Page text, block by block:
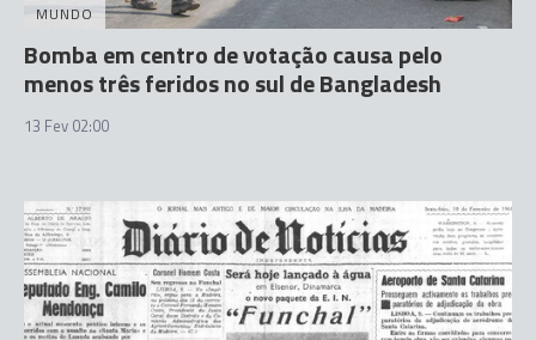
MUNDO
Bomba em centro de votação causa pelo
menos três feridos no sul de Bangladesh
13 Fev 02:00